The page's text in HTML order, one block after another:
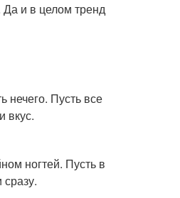
Да и в целом тренд
нечего. Пусть все
вкус.
ногтей. Пусть в